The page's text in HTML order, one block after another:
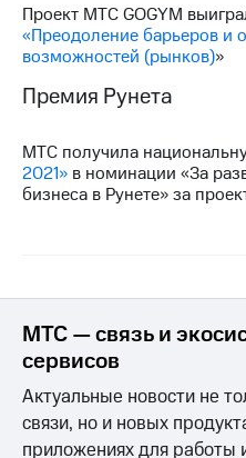
Проект МТС GOGYM
«Преодоление барьеров и
возможностей (рынков)»
Премия Рунета
МТС получила
2021» в номинации «За
бизнеса в Рунете» за
МТС — связь и
сервисов
Актуальные новости не
связи, но и новых
приложениях для работы